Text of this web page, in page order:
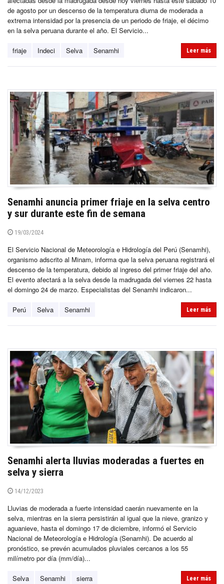
de agosto por un descenso de la temperatura diurna de moderada a
extrema intensidad por la presencia de un periodo de friaje, el décimo
en la selva peruana durante el año. El Servicio...
friaje Indeci Selva Senamhi Leer más
Senamhi anuncia primer friaje en la selva centro
y sur durante este fin de semana
19/03/2024
El Servicio Nacional de Meteorología e Hidrología del Perú (Senamhi),
organismo adscrito al Minam, informa que la selva peruana registrará el
descenso de la temperatura, debido al ingreso del primer friaje del año.
El evento afectará a la selva desde la madrugada del viernes 22 hasta
el domingo 24 de marzo. Especialistas del Senamhi indicaron...
Perú Selva Senamhi Leer más
Senamhi alerta lluvias moderadas a fuertes en
selva y sierra
14/12/2023
Lluvias de moderada a fuerte intensidad caerán nuevamente en la
selva, mientras en la sierra persistirán al igual que la nieve, granizo y
aguanieve, hasta el domingo 17 de diciembre, informó el Servicio
Nacional de Meteorología e Hidrología (Senamhi). De acuerdo al
pronóstico, se prevén acumulados pluviales cercanos a los 55
milímetro por día (mm/día)...
Selva Senamhi sierra Leer más